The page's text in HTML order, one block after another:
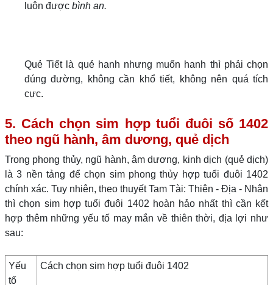
luôn được bình an.
Quẻ Tiết là quẻ hanh nhưng muốn hanh thì phải chọn
đúng đường, không cần khổ tiết, không nên quá tích
cực.
5. Cách chọn sim hợp tuổi đuôi số 1402
theo ngũ hành, âm dương, quẻ dịch
Trong phong thủy, ngũ hành, âm dương, kinh dịch (quẻ dịch)
là 3 nền tảng để chọn sim phong thủy hợp tuổi đuôi 1402
chính xác. Tuy nhiên, theo thuyết Tam Tài: Thiên - Địa - Nhân
thì chọn sim hợp tuổi đuôi 1402 hoàn hảo nhất thì cần kết
hợp thêm những yếu tố may mắn về thiên thời, địa lợi như
sau:
Yếu
tố
Cách chọn sim hợp tuổi đuôi 1402